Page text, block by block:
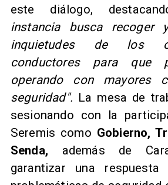
este diálogo,
instancia busca recoger
inquietudes de los
conductores para que
operando con mayores
seguridad". La mesa de
sesionando con la
Seremis como Gobierno,
Senda, además de
garantizar una